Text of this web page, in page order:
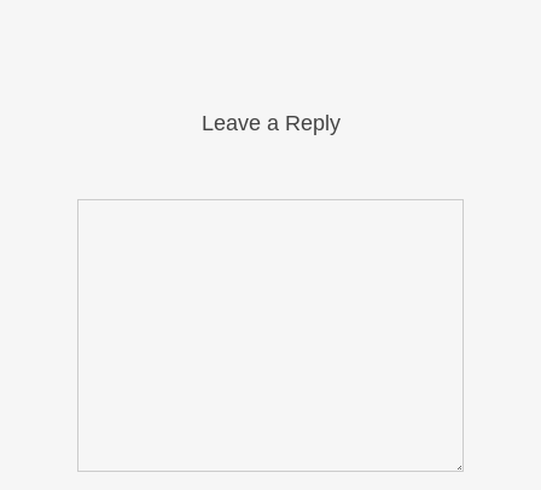
Leave a Reply